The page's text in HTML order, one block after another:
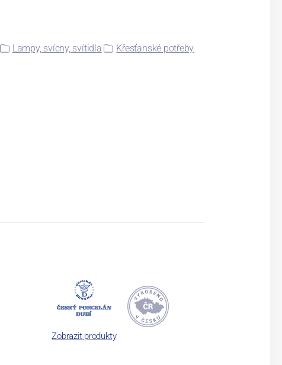
Lampy, svícny, svítidla Křesťanské potřeby
Zobrazit produkty